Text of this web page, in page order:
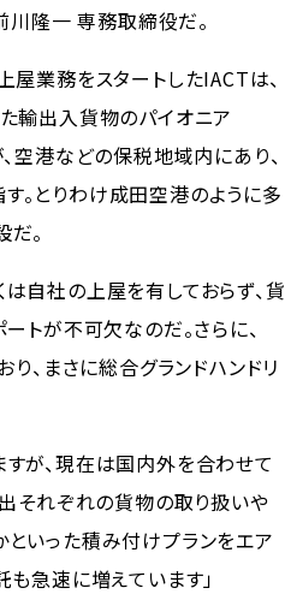
川隆一 専務取締役だ。
業務をスタートしたIACTは、
輸出入貨物のパイオニア
空港などの保税地域内にあり、
。とりわけ成田空港のように多
。
自社の上屋を有しておらず、貨
トが不可欠なのだ。さらに、
、まさに総合グランドハンドリ
が、現在は国内外を合わせて
それぞれの貨物の取り扱いや
いった積み付けプランをエア
も急速に増えています」